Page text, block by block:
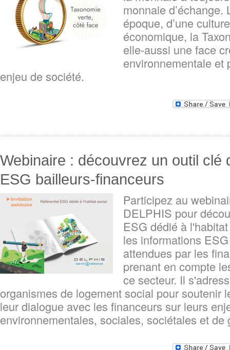
monnaie d’échange.
époque, d’une
économique, la
elle-aussi une face
environnementale et
enjeu de société.
Webinaire : découvrez un outil clé
ESG bailleurs-financeurs
Participez au
DELPHIS pour
ESG dédié à
les informations
attendues par les
prenant en compte
ce secteur. Il
organismes de logement social pour soutenir
leur dialogue avec les financeurs sur leurs
environnementales, sociales, sociétales et de